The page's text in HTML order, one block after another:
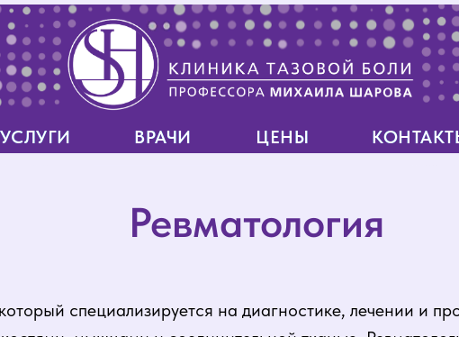
ВРАЧИ ЦЕНЫ
УСЛУГИ
УСЛУГИ ВРАЧИ ЦЕНЫ
ВРАЧИ ЦЕНЫ
ВРАЧИ ЦЕНЫ
Ревматология
специализируется на диагностике, лечении и